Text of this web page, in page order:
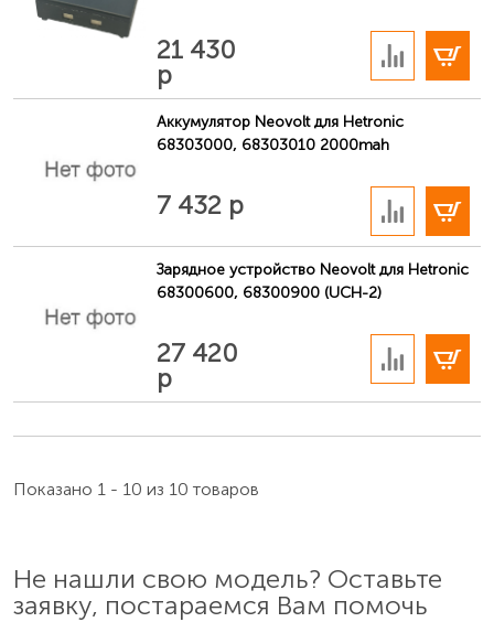
21 430
р
Аккумулятор Neovolt для Hetronic
68303000, 68303010 2000mah
7 432 р
Зарядное устройство Neovolt для Hetronic
68300600, 68300900 (UCH-2)
27 420
р
Показано 1 - 10 из 10 товаров
Не нашли свою модель? Оставьте
заявку, постараемся Вам помочь